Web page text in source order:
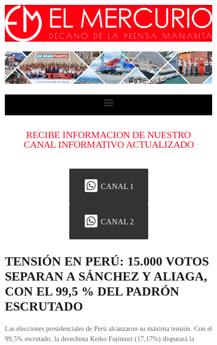
RECIBE INFORMACION DE NUESTRO
CANAL INFORMATIVO ACTUALIZADO
CANAL 1
CANAL 2
TENSIÓN EN PERÚ: 15.000 VOTOS
SEPARAN A SÁNCHEZ Y ALIAGA,
CON EL 99,5 % DEL PADRÓN
ESCRUTADO
Las elecciones presidenciales de Perú alcanzaron su máxima tensión. Con el
99,5% escrutado, la derechista Keiko Fujimori (17,17%) disputará la